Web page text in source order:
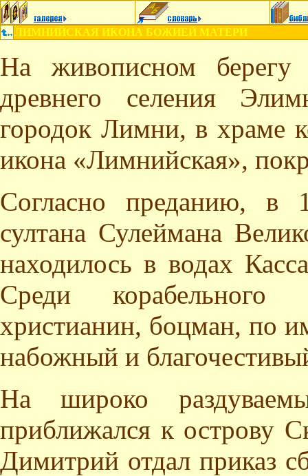
ЛИМНИЙСКАЯ ИКОНА БОЖИЕЙ МАТЕРИ
На живописном берегу
древнего селения
городок Лимни, в храме
икона «Лимнийская»,
Согласно преданию, в
султана Сулеймана
находилось в водах
Среди корабельного
христианин, боцман, по
набожный и
На широко
приближался к острову
Димитрий отдал приказ